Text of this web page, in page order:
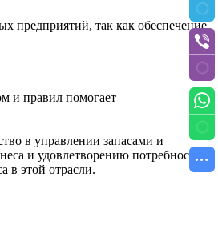
предприятий, так как обеспечение
и правил помогает
в управлении запасами и
и удовлетворению потребностей
в этой отрасли.